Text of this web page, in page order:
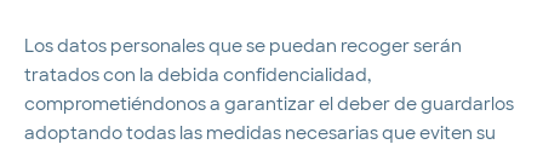
Los datos personales que se puedan recoger serán
tratados con la debida confidencialidad,
comprometiéndonos a garantizar el deber de guardarlos
adoptando todas las medidas necesarias que eviten su